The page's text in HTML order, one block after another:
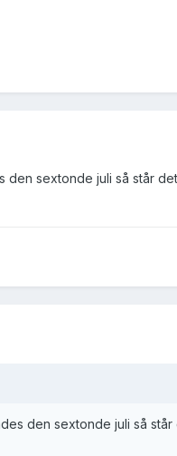
sextonde juli så står
den sextonde juli så